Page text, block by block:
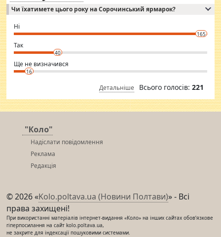
Independent escort in Mumbai, truthful, friendly and cheerful girl.
WhatsApp via an easily can see the latest pictures of her body and the
want to meet new people. Sakshi Mirchandani health and figure
conscious in order to keep yourself fit and regularly go to the health
club.
⇒ sakshimirchandani.com
Чи їхатимете цього року на Сорочинський ярмарок?
Ні
165
Так
40
Ще не визначився
16
Детальніше Всього голосів: 221
"Коло"
Надіслати повідомлення
Реклама
Редакція
© 2026 «Kolo.poltava.ua (Новини Полтави)» - Всі
права захищені!
При використанні матеріалів інтернет-видання «Коло» на інших сайтах обов’язкове
гіперпосилання на сайт kolo.poltava.ua,
не закрите для індексації пошуковими системами.